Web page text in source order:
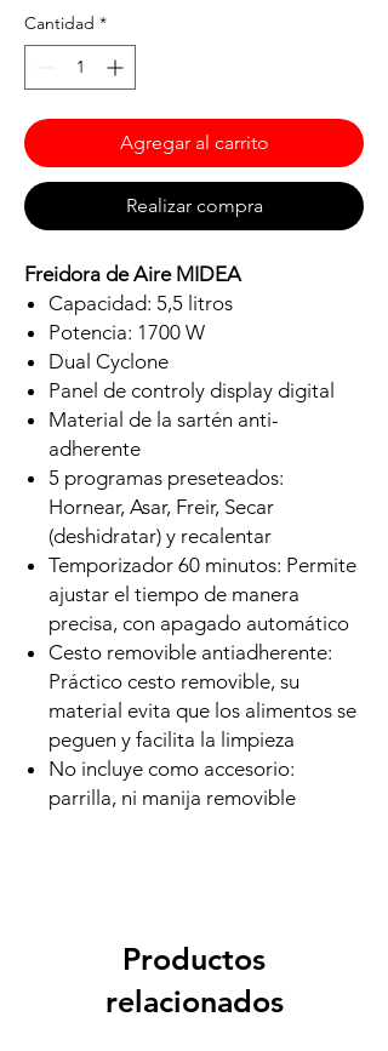
Cantidad *
Agregar al carrito
Realizar compra
Freidora de Aire MIDEA
Capacidad: 5,5 litros
Potencia: 1700 W
Dual Cyclone
Panel de controly display digital
Material de la sartén anti-
adherente
5 programas preseteados:
Hornear, Asar, Freir, Secar
(deshidratar) y recalentar
Temporizador 60 minutos: Permite
ajustar el tiempo de manera
precisa, con apagado automático
Cesto removible antiadherente:
Práctico cesto removible, su
material evita que los alimentos se
peguen y facilita la limpieza
No incluye como accesorio:
parrilla, ni manija removible
Productos
relacionados